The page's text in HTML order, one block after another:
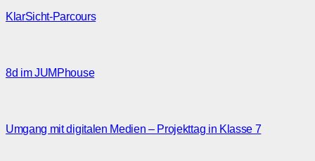
KlarSicht-Parcours
8d im JUMPhouse
Umgang mit digitalen Medien – Projekttag in Klasse 7